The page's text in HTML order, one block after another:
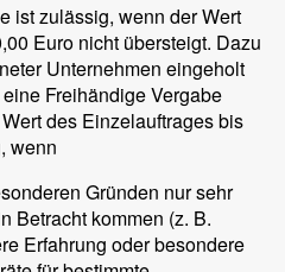
ist zulässig, wenn der Wert
Euro nicht übersteigt. Dazu
Unternehmen eingeholt
Freihändige Vergabe
des Einzelauftrages bis
wenn
Gründen nur sehr
Betracht kommen (z. B.
Erfahrung oder besondere